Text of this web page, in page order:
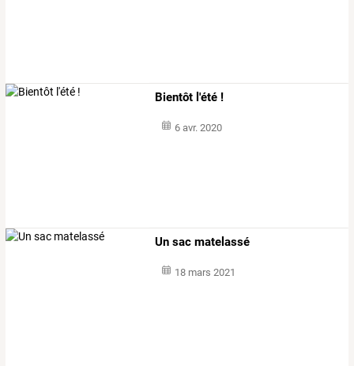
Bientôt l'été !
6 avr. 2020
Un sac matelassé
18 mars 2021